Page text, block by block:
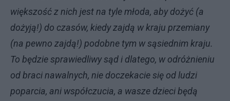
większość z nich jest na tyle młoda, aby dożyć (a
dożyją!) do czasów, kiedy zajdą w kraju przemiany
(na pewno zajdą!) podobne tym w sąsiednim kraju.
To będzie sprawiedliwy sąd i dlatego, w odróżnieniu
od braci nawalnych, nie doczekacie się od ludzi
poparcia, ani współczucia, a wasze dzieci będą